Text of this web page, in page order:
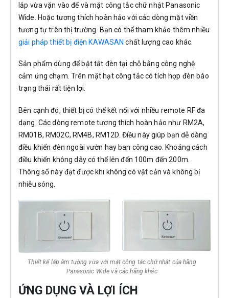
lắp vừa vặn vào đế và mặt công tắc chữ nhật Panasonic
Wide. Hoặc tương thích hoàn hảo với các dòng mặt viền
tương tự trên thị trường. Bạn có thể tham khảo thêm nhiều
giải pháp thiết bị điện KAWASAN chất lượng cao khác.
Sản phẩm dùng để bật tắt đèn tại chỗ bằng công nghệ
cảm ứng chạm. Trên mặt hạt công tắc có tích hợp đèn báo
trạng thái rất tiện lợi.
Bên cạnh đó, thiết bị có thể kết nối với nhiều remote RF đa
dạng. Các dòng remote tương thích hoàn hảo như RM2A,
RM01B, RM02C, RM4B, RM12D. Điều này giúp bạn dễ dàng
điều khiển đèn ngoài vườn hay ban công cao. Khoảng cách
điều khiển không dây có thể lên đến 100m đến 200m.
Thông số này đạt được khi không có vật cản và không bị
nhiễu sóng.
Thiết kế lắp âm tường vừa với mặt công tắc chữ nhật của hãng
Panasonic Wide và các hãng khác
ỨNG DỤNG VÀ LỢI ÍCH